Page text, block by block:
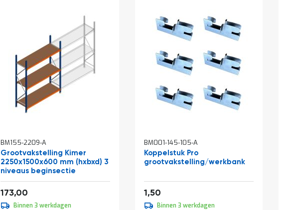
BM155-2209-A
Grootvakstelling Kimer
2250x1500x600 mm (hxbxd) 3
niveaus beginsectie
Vanaf
173,00
Binnen 3 werkdagen
BM001-145-105-A
Koppelstuk Pro
grootvakstelling/werkbank
1,50
Binnen 3 werkdagen